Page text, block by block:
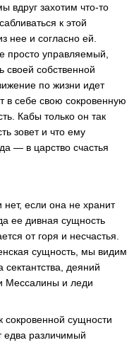
вдруг захотим что-то
к этой
нее и согласно ей.
просто управляемый,
собственной
по жизни идет
в себе свою сокровенную
Кабы только он так
зовет и что ему
— в царство счастья
если она не хранит
ее дивная сущность
от горя и несчастья.
сущность, мы видим
деяний
Мессалины и леди
сокровенной сущности
едва различимый